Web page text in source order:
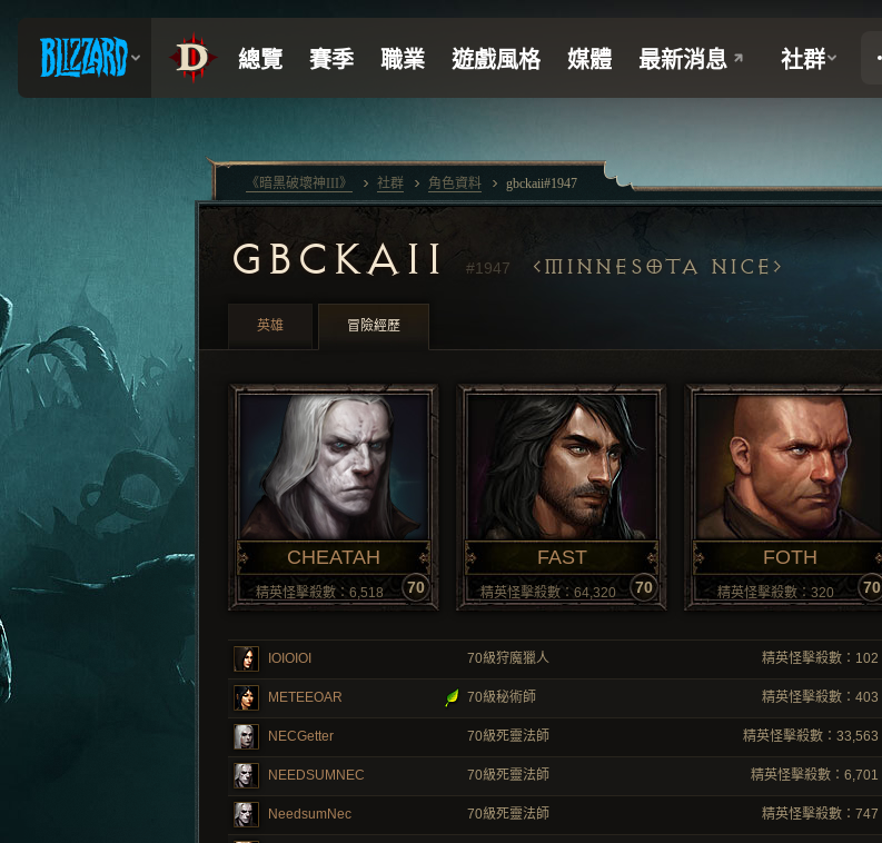
GBCKAII #1947 MINNESOTA NICE
英雄 冒險經歷
CHEATAH
精英怪擊殺數：6,518 70
FAST
精英怪擊殺數：64,320 70
FOTH
精英怪擊殺數：320 70
IOIOIOI 70級狩魔獵人 精英怪擊殺數：102
METEEOAR 70級秘術師 精英怪擊殺數：403
NECGetter 70級死靈法師 精英怪擊殺數：33,563
NEEDSUMNEC 70級死靈法師 精英怪擊殺數：6,701
NeedsumNec 70級死靈法師 精英怪擊殺數：747
《暗黑破壞神III》 社群 角色資料 gbckaii#1947